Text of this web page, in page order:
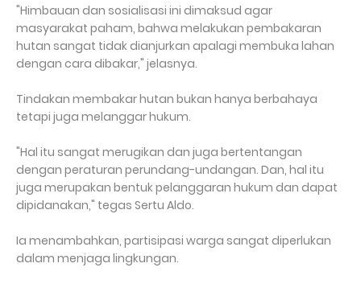
"Himbauan dan sosialisasi ini dimaksud agar
masyarakat paham, bahwa melakukan pembakaran
hutan sangat tidak dianjurkan apalagi membuka lahan
dengan cara dibakar," jelasnya.
Tindakan membakar hutan bukan hanya berbahaya
tetapi juga melanggar hukum.
"Hal itu sangat merugikan dan juga bertentangan
dengan peraturan perundang-undangan. Dan, hal itu
juga merupakan bentuk pelanggaran hukum dan dapat
dipidanakan," tegas Sertu Aldo.
Ia menambahkan, partisipasi warga sangat diperlukan
dalam menjaga lingkungan.